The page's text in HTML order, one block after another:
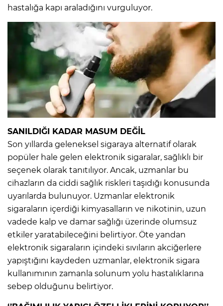
hastalığa kapı araladığını vurguluyor.
SANILDIĞI KADAR MASUM DEĞİL
Son yıllarda geleneksel sigaraya alternatif olarak
popüler hale gelen elektronik sigaralar, sağlıklı bir
seçenek olarak tanıtılıyor. Ancak, uzmanlar bu
cihazların da ciddi sağlık riskleri taşıdığı konusunda
uyarılarda bulunuyor. Uzmanlar elektronik
sigaraların içerdiği kimyasalların ve nikotinin, uzun
vadede kalp ve damar sağlığı üzerinde olumsuz
etkiler yaratabileceğini belirtiyor. Öte yandan
elektronik sigaraların içindeki sıvıların akciğerlere
yapıştığını kaydeden uzmanlar, elektronik sigara
kullanımının zamanla solunum yolu hastalıklarına
sebep olduğunu belirtiyor.